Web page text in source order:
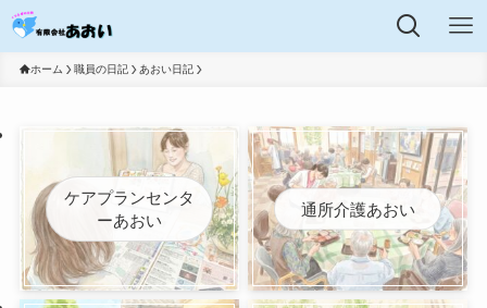
ホーム 職員の日記 あおい日記
ケアプランセンタ
ーあおい
通所介護あおい